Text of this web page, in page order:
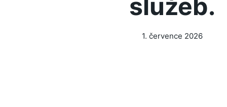
služeb.
1. července 2026